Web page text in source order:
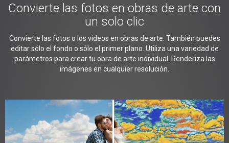
Convierte las fotos en obras de arte con
un solo clic
Convierte las fotos o los videos en obras de arte. También puedes
editar sólo el fondo o sólo el primer plano. Utiliza una variedad de
parámetros para crear tu obra de arte individual. Renderiza las
imágenes en cualquier resolución.